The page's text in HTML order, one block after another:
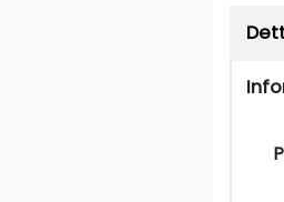
Ras
zona